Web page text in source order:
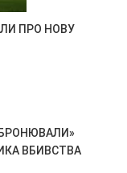
ПРО НОВУ
ВБИВСТВА